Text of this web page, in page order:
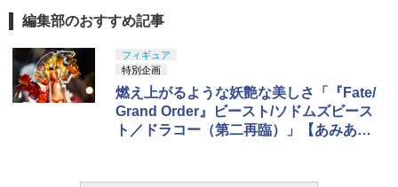
編集部のおすすめ記事
フィギュア
特別企画
燃え上がるような妖艶な美しさ「『Fate/
Grand Order』ビースト/ソドムズビース
ト／ドラコー（第二再臨）」【あみあみ